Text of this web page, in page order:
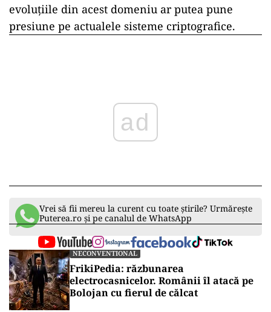
evoluțiile din acest domeniu ar putea pune
presiune pe actualele sisteme criptografice.
ad
Vrei să fii mereu la curent cu toate știrile? Urmărește
Puterea.ro și pe canalul de WhatsApp
NECONVENTIONAL
FrikiPedia: răzbunarea
electrocasnicelor. Românii îl atacă pe
Bolojan cu fierul de călcat